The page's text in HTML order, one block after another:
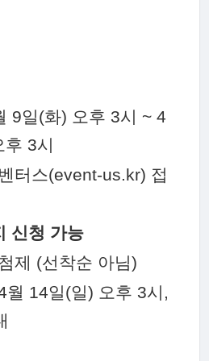
9일(화) 오후 3시 ~ 4
후 3시
터스(event-us.kr) 접
신청 가능
제 (선착순 아님)
월 14일(일) 오후 3시,